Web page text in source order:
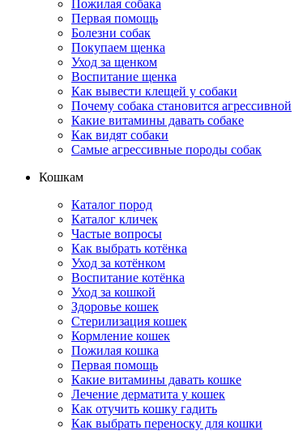
Пожилая собака
Первая помощь
Болезни собак
Покупаем щенка
Уход за щенком
Воспитание щенка
Как вывести клещей у собаки
Почему собака становится агрессивной
Какие витамины давать собаке
Как видят собаки
Самые агрессивные породы собак
Кошкам
Каталог пород
Каталог кличек
Частые вопросы
Как выбрать котёнка
Уход за котёнком
Воспитание котёнка
Уход за кошкой
Здоровье кошек
Стерилизация кошек
Кормление кошек
Пожилая кошка
Первая помощь
Какие витамины давать кошке
Лечение дерматита у кошек
Как отучить кошку гадить
Как выбрать переноску для кошки